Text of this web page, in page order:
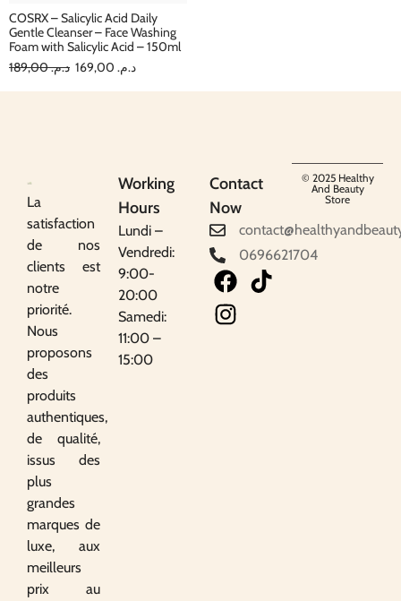
COSRX – Salicylic Acid Daily
Gentle Cleanser – Face Washing
Foam with Salicylic Acid – 150ml
د.م.189,00 د.م.
La
satisfaction
de nos
clients est
notre
priorité.
Nous
proposons
des
produits
authentiques,
de qualité,
issus des
plus
grandes
marques de
luxe, aux
meilleurs
prix au
Working
Hours
Lundi –
Vendredi:
9:00-
20:00
Samedi:
11:00 –
15:00
Contact
Now
0696621704
© 2025 Healthy
And Beauty
Store